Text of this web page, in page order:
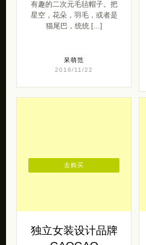
有趣的二次元毛毡帽子。把
星空，花朵，羽毛，或者是
猫尾巴，统统 […]
呆萌范
2016/11/22
独立女装设计品牌
去购买